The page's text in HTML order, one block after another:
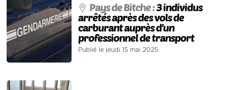
Pays de Bitche :3 individus
arrêtés après des vols de
carburant auprès d'un
professionnel de transport
Publié le jeudi 15 mai 2025